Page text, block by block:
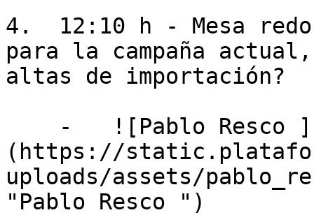
4.  12:10 h - Mesa
para la campaña
altas de importación?
(https://
uploads/assets/
"Pablo Resco ")